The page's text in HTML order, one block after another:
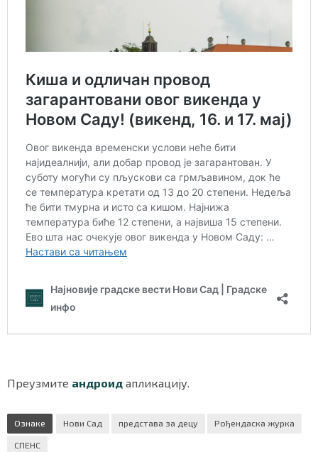
Преузмите андроид апликацију.
Ознаке Нови Сад представа за децу
Рођендаска журка
СПЕНС